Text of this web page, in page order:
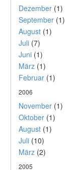
Dezember (1)
September (1)
August (1)
Juli (7)
Juni (1)
März (1)
Februar (1)
2006
November (1)
Oktober (1)
August (1)
Juli (10)
März (2)
2005